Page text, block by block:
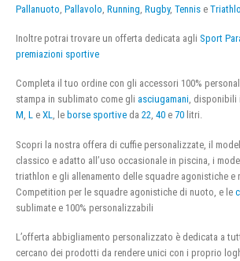
Pallanuoto Pallavolo Running Rugby, Tennis e
Inoltre potrai trovare un offerta dedicata agli Sport
premiazioni sportive
Completa il tuo ordine con gli accessori 100%
stampa in sublimato come gli asciugamani, disponibili
M, L e XL, le borse sportive da 22, 40 e 70 litri.
Scopri la nostra offera di cuffie personalizzate, il
classico e adatto all’uso occasionale in piscina, i
triathlon e gli allenamento delle squadre agonistiche e
Competition per le squadre agonistiche di nuoto, e le
sublimate e 100% personalizzabili
L’offerta abbigliamento personalizzato è dedicata a
cercano dei prodotti da rendere unici con i proprio